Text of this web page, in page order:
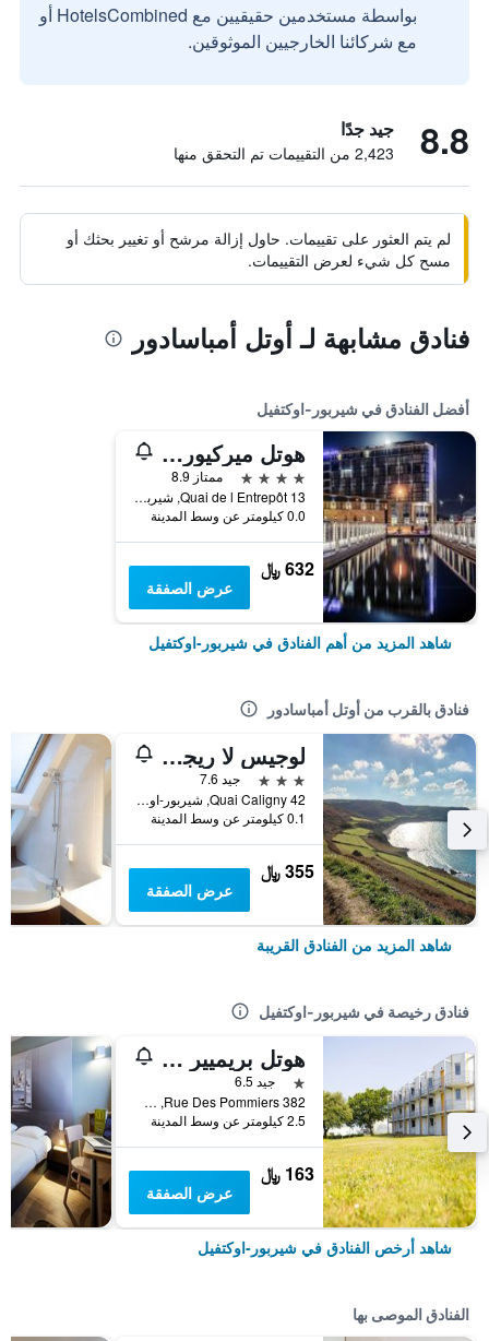
بواسطة مستخدمين حقيقيين مع HotelsCombined أو
مع شركائنا الخارجيين الموثوقين.
8.8 جيد جدًا
2,423 من التقييمات تم التحقق منها
لم يتم العثور على تقييمات. حاول إزالة مرشح أو تغيير بحثك أو
مسح كل شيء لعرض التقييمات.
فنادق مشابهة لـ أوتل أمباسادور
أفضل الفنادق في شيربور-اوكتفيل
هوتل ميركيور شيربورج سنتر بورت
4 نجوم
ممتاز 8.9
13 Quai de l Entrepôt, شيربور-اوكتفيل, نورماندي, فرنسا
0.0 كيلومتر عن وسط المدينة
632 ﷼
عرض الصفقة
شاهد المزيد من أهم الفنادق في شيربور-اوكتفيل
فنادق بالقرب من أوتل أمباسادور
لوجيس لا ريجونس
3 نجوم
جيد 7.6
42 Quai Caligny, شيربور-اوكتفيل, نورماندي, فرنسا
0.1 كيلومتر عن وسط المدينة
355 ﷼
عرض الصفقة
شاهد المزيد من الفنادق القريبة
فنادق رخيصة في شيربور-اوكتفيل
هوتل بريميير كلاس شيربورج - تورلافيل
نجمة واحدة
جيد 6.5
382 Rue Des Pommiers, شيربور-اوكتفيل, نورماندي, فرنسا
2.5 كيلومتر عن وسط المدينة
163 ﷼
عرض الصفقة
شاهد أرخص الفنادق في شيربور-اوكتفيل
الفنادق الموصى بها